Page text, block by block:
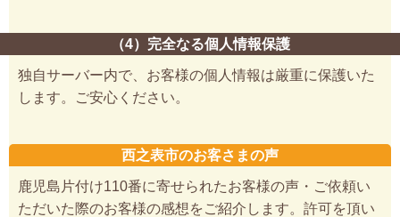
（4）完全なる個人情報保護
独自サーバー内で、お客様の個人情報は厳重に保護いた
します。ご安心ください。
西之表市のお客さまの声
鹿児島片付け110番に寄せられたお客様の声・ご依頼い
ただいた際のお客様の感想をご紹介します。許可を頂い